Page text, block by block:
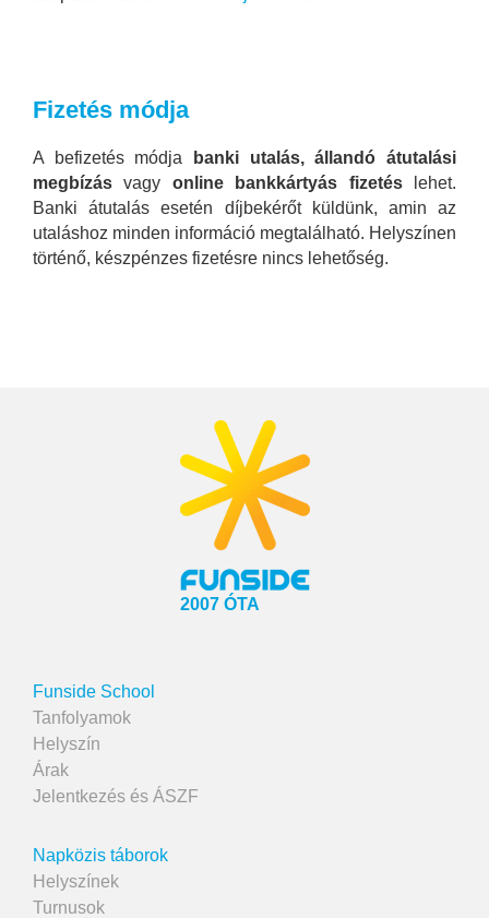
Fizetés módja
A befizetés módja
banki utalás, állandó átutalási
megbízás vagy online bankkártyás fizetéslehet.
Banki átutalás esetén díjbekérőt küldünk, amin az
utaláshoz minden információ megtalálható. Helyszínen
történő, készpénzes fizetésre nincs lehetőség.
2007 ÓTA
Funside School
Tanfolyamok
Helyszín
Árak
Jelentkezés és ÁSZF
Napközis táborok
Helyszínek
Turnusok